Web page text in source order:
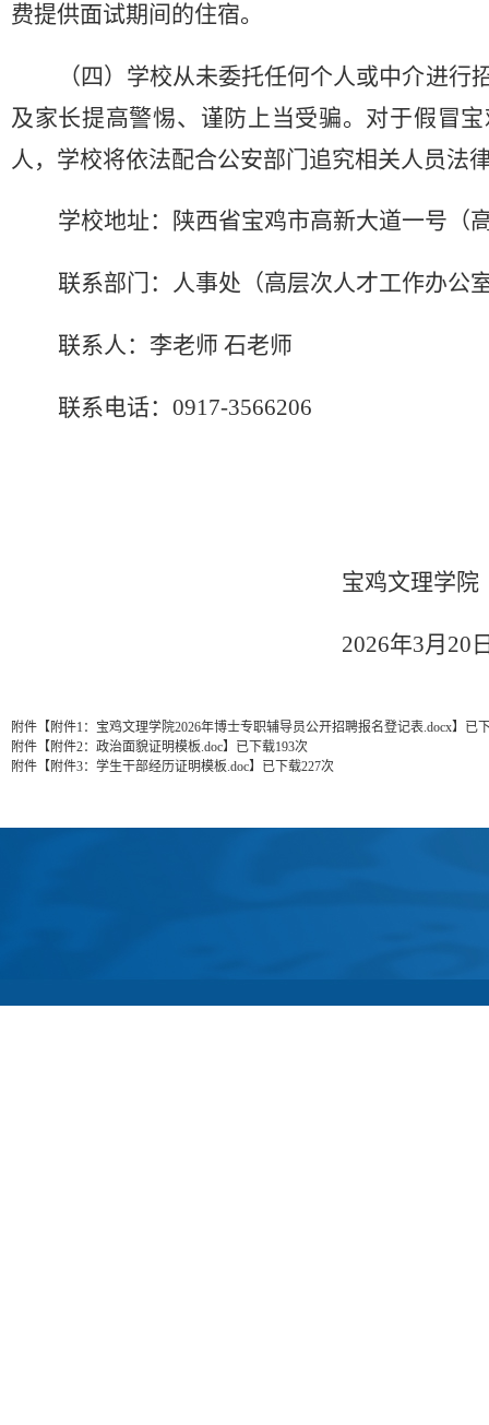
费提供面试期间的住宿。
（四） 学校从未委托任何个人或中介进行
及家长提高警惕、谨防上当受骗。对于假冒
人，学校将依法配合公安部门追究相关人员法
学校地址：陕西省宝鸡市高新大道一号（
联系部门：人事处（高层次人才工作办公
联系人：李老师 石老师
联系电话： 0917-3566206
宝鸡文理学院
2026年3月20
附件【 附件1：宝鸡文理学院2026年博士专职辅导员公开招聘报名登记表.docx】 已
附件【 附件2：政治面貌证明模板.doc】 已下载193次
附件【 附件3：学生干部经历证明模板.doc】 已下载227次